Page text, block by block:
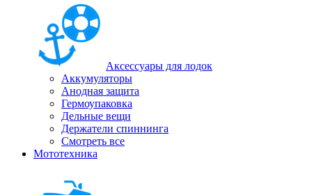
Аксессуары для лодок
Аккумуляторы
Анодная защита
Гермоупаковка
Дельные вещи
Держатели спиннинга
Смотреть все
Мототехника